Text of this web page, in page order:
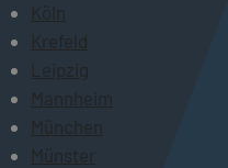
Köln
Krefeld
Leipzig
Mannheim
München
Münster